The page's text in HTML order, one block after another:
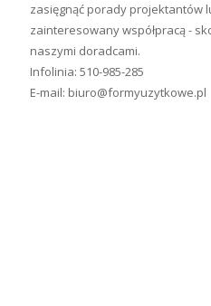
zasięgnąć porady projektantów
zainteresowany współpracą -
naszymi doradcami.
Infolinia:510-985-285
E-mail: biuro@formyuzytkowe.pl